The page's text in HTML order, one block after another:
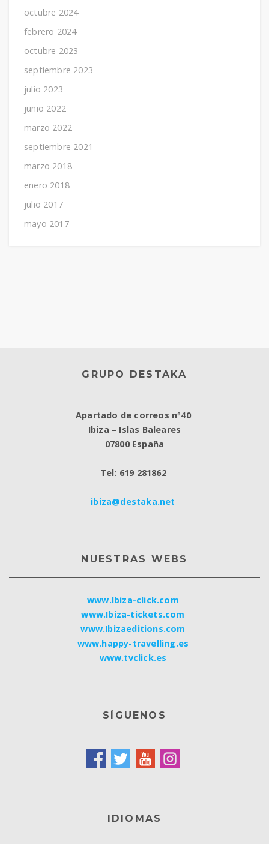
octubre 2024
febrero 2024
octubre 2023
septiembre 2023
julio 2023
junio 2022
marzo 2022
septiembre 2021
marzo 2018
enero 2018
julio 2017
mayo 2017
GRUPO DESTAKA
Apartado de correos nº40
Ibiza – Islas Baleares
07800 España
Tel: 619 281862
ibiza@destaka.net
NUESTRAS WEBS
www.Ibiza-click.com
www.Ibiza-tickets.com
www.Ibizaeditions.com
www.happy-travelling.es
www.tvclick.es
SÍGUENOS
IDIOMAS